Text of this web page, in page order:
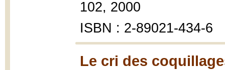
102, 2000
ISBN : 2-89021-434-6
Le cri des